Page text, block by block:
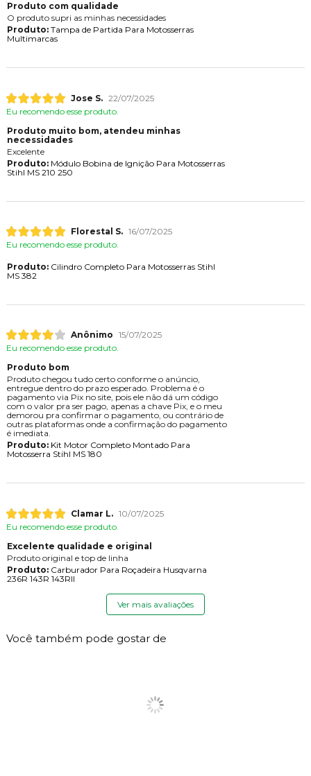
Produto com qualidade
O produto supri as minhas necessidades
Produto:Tampa de Partida Para Motosserras
Multimarcas
Jose S. 22/07/2025
Eu recomendo esse produto.
Produto muito bom, atendeu minhas
necessidades
Excelente
Produto:Módulo Bobina de Ignição Para Motosserras
Stihl MS 210 250
Florestal S. 16/07/2025
Eu recomendo esse produto.
Produto:Cilindro Completo Para Motosserras Stihl
MS 382
Anônimo 15/07/2025
Eu recomendo esse produto.
Produto bom
Produto chegou tudo certo conforme o anúncio,
entregue dentro do prazo esperado. Problema é o
pagamento via Pix no site, pois ele não dá um código
com o valor pra ser pago, apenas a chave Pix, e o meu
demorou pra confirmar o pagamento, ou contrário de
outras plataformas onde a confirmação do pagamento
é imediata.
Produto:Kit Motor Completo Montado Para
Motosserra Stihl MS 180
Clamar L. 10/07/2025
Eu recomendo esse produto.
Excelente qualidade e original
Produto original e top de linha
Produto:Carburador Para Roçadeira Husqvarna
236R 143R 143RII
Ver mais avaliações
Você também pode gostar de